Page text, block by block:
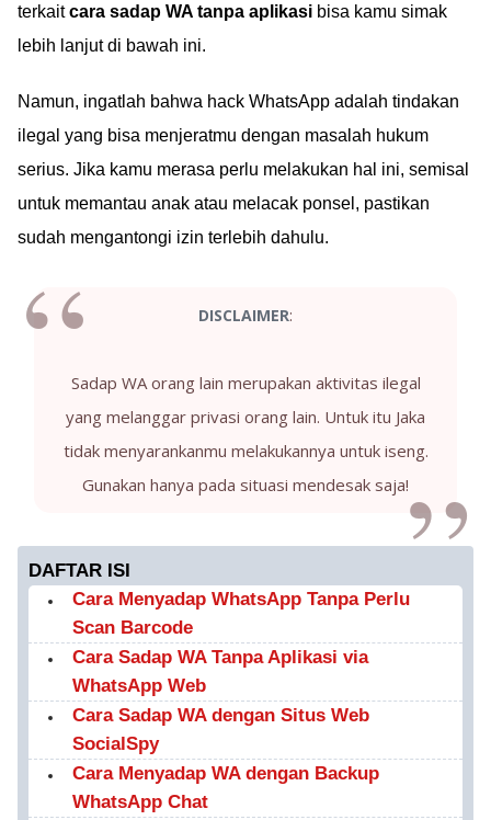
terkaitcara sadap WA tanpa aplikasi bisa kamu simak
lebih lanjut di bawah ini.
Namun, ingatlah bahwa hack WhatsApp adalah tindakan
ilegal yang bisa menjeratmu dengan masalah hukum
serius. Jika kamu merasa perlu melakukan hal ini, semisal
untuk memantau anak atau melacak ponsel, pastikan
sudah mengantongi izin terlebih dahulu.
DISCLAIMER:
Sadap WA orang lain merupakan aktivitas ilegal
yang melanggar privasi orang lain. Untuk itu Jaka
tidak menyarankanmu melakukannya untuk iseng.
Gunakan hanya pada situasi mendesak saja!
DAFTAR ISI
Cara Menyadap WhatsApp Tanpa Perlu
Scan Barcode
Cara Sadap WA Tanpa Aplikasi via
WhatsApp Web
Cara Sadap WA dengan Situs Web
SocialSpy
Cara Menyadap WA dengan Backup
WhatsApp Chat